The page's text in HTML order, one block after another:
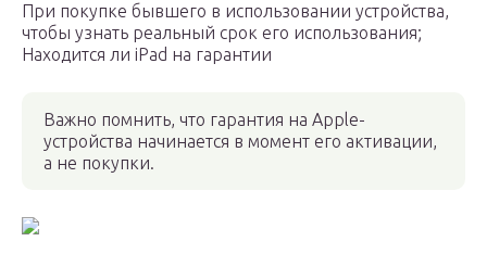
При покупке бывшего в использовании устройства,
чтобы узнать реальный срок его использования;
Находится ли iPad на гарантии
Важно помнить, что гарантия на Apple-
устройства начинается в момент его активации,
а не покупки.